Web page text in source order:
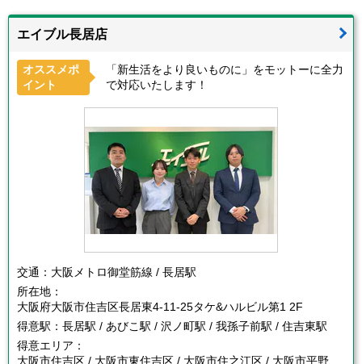
エイブル長居店
オススメポ
イント
「新生活をより良いものに」をモットーに全力
で対応いたします！
交通： 大阪メトロ御堂筋線 / 長居駅
所在地：
大阪府大阪市住吉区長居東4-11-25タケ&ハルビル第1 2F
得意駅： 長居駅 / あびこ駅 / 沢ノ町駅 / 我孫子前駅 / 住吉東駅
得意エリア：
大阪市住吉区 / 大阪市東住吉区 / 大阪市住之江区 / 大阪市平野